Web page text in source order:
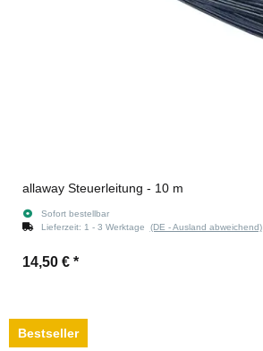
allaway Steuerleitung - 10 m
Sofort bestellbar
Lieferzeit: 1 - 3 Werktage (DE - Ausland abweichend)
14,50 € *
Bestseller